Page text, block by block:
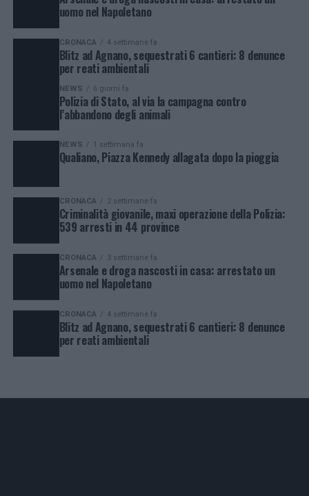
uomo nel Napoletano
CRONACA 4 settimane fa
Blitz ad Agnano, sequestrati 6 cantieri: 8 denunce
per reati ambientali
NEWS 6 giorni fa
Polizia di Stato, al via la campagna contro
l’abbandono degli animali
NEWS 1 settimana fa
Qualiano, Piazza Kennedy allagata dopo la pioggia
CRONACA 2 settimane fa
Criminalità giovanile, maxi operazione della Polizia:
539 arresti in 44 province
CRONACA 3 settimane fa
Arsenale e droga nascosti in casa: arrestato un
uomo nel Napoletano
CRONACA 4 settimane fa
Blitz ad Agnano, sequestrati 6 cantieri: 8 denunce
per reati ambientali